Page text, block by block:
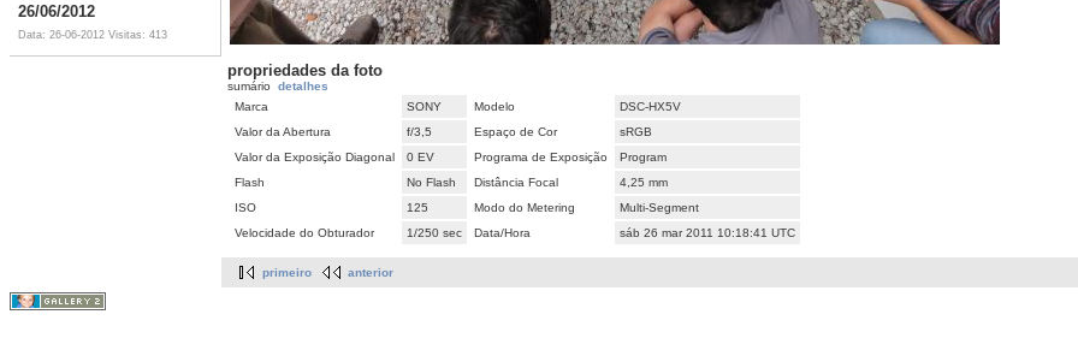
26/06/2012
Data: 26-06-2012 Visitas: 413
propriedades da foto
sumário detalhes
Marca
SONY Modelo
DSC-HX5V
Valor da Abertura
f/3,5 Espaço de Cor
sRGB
Valor da Exposição Diagonal
0 EV Programa de Exposição
Program
Flash
No Flash Distância Focal
4,25 mm
ISO
125 Modo do Metering
Multi-Segment
Velocidade do Obturador
1/250 sec Data/Hora sáb 26 mar 2011 10:18:41 UTC
primeiro anterior